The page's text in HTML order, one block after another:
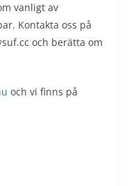
vanligt av
Kontakta oss på
och berätta om
och vi finns på